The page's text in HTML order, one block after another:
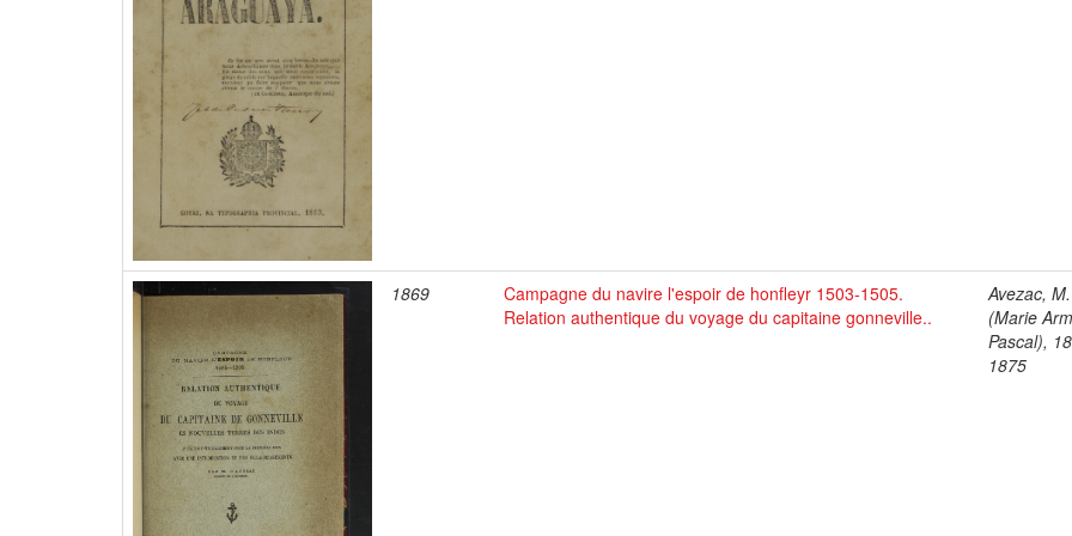
1869
Campagne du navire l'espoir de honfleyr 1503-1505.
Relation authentique du voyage du capitaine gonneville..
Avezac,
(Marie
Pascal),
1875